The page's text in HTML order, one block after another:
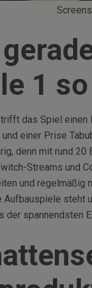
1
das Spiel
und einer Prise
denn mit rund 20
Streams und
und regelmäßig
steht
spannendsten